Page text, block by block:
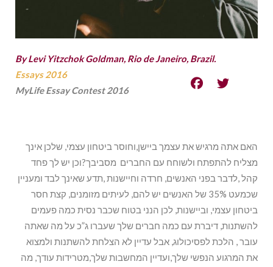
By Levi Yitzchok Goldman, Rio de Janeiro, Brazil.
Essays 2016
MyLife Essay Contest 2016
האם אתה מרגיש את עצמך ביישן,וחוסר ביטחון עצמי, שלכן אינך
מצליח להתפתח ולשוחח עם החברים מסביבך?וכן יש לך פחד
קהל ,לדבר בפני האנשים, חרדה וחיישנות ,תדע שאינך לבד ומעניין
שכמעט 35% של האנשים יש להם, לעיתים מזומנים, קצת חסר
ביטחון עצמי, וביישנות, לכן הנני בטוח שכבר נסית כמה פעמים
להשתנות, דיברת עם כמה חברים שלך שעברו ג”כ על מה שאתה
עובר , הלכת לפסיכולוג, אבל עדיין לא הצלחת להשתנות ולמצוא
את המרגוע הנפשי שלך,ועדיין המחשבות שלך,מטרידות עודך, מה